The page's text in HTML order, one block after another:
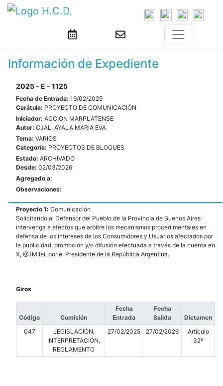
Información de Expediente
2025 - E - 1125
Fecha de Entrada: 19/02/2025
Carátula: PROYECTO DE COMUNICACIÓN
Iniciador: ACCION MARPLATENSE
Autor: CJAL. AYALA MARIA EVA
Tema: VARIOS
Categoría: PROYECTOS DE BLOQUES
Estado: ARCHIVADO
Desde: 02/03/2026
Agregado a:
Observaciones:
Proyecto 1: Comunicación
Solicitando al Defensor del Pueblo de la Provincia de Buenos Aires
intervenga a efectos que arbitre los mecanismos procedimentales en
defensa de los intereses de los Consumidores y Usuarios afectados por
la publicidad, promoción y/o difusión efectuada a través de la cuenta en
X, @JMilei, por el Presidente de la República Argentina.
Giros
Código Comisión
Fecha
Entrada
Fecha
Salida
Dictamen
047
LEGISLACIÓN,
INTERPRETACIÓN,
REGLAMENTO
27/02/2025 27/02/2026
Artículo
32º